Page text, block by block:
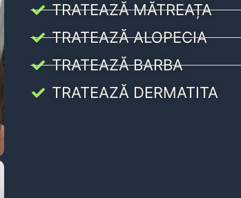
TRATEAZĂ MĂTREAȚA
TRATEAZĂ ALOPECIA
TRATEAZĂ BARBA
TRATEAZĂ DERMATITA